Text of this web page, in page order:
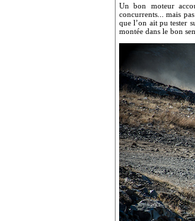
Un bon moteur
concurrents... mais
que l’on ait pu tester
montée dans le bon